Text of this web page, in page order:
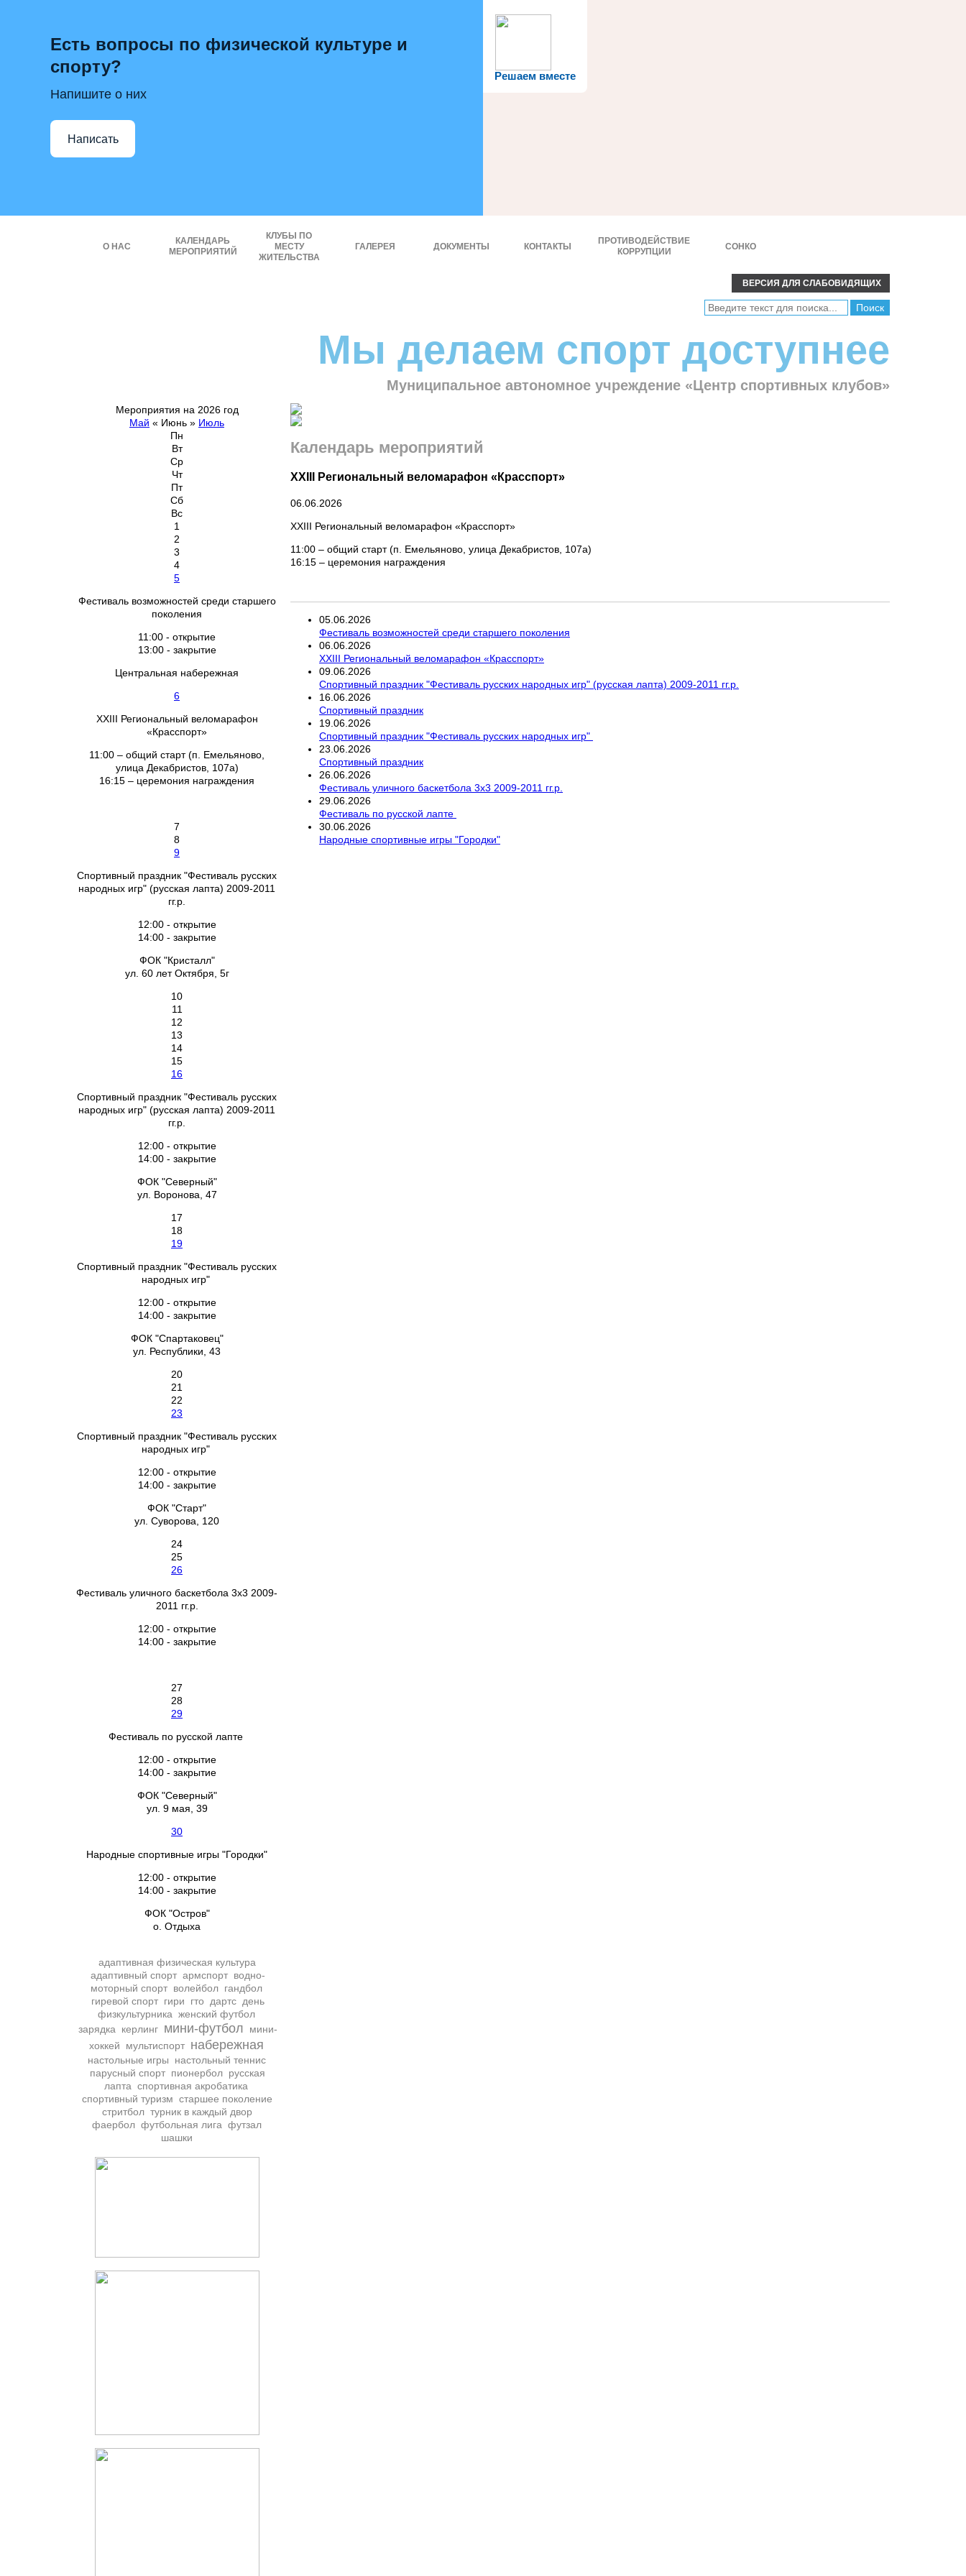
Решаем вместе
Есть вопросы по физической культуре и
спорту?
Напишите о них
Написать
О НАС
КАЛЕНДАРЬ
МЕРОПРИЯТИЙ
КЛУБЫ ПО
МЕСТУ
ЖИТЕЛЬСТВА
ГАЛЕРЕЯ ДОКУМЕНТЫ КОНТАКТЫ
ПРОТИВОДЕЙСТВИЕ
КОРРУПЦИИ
СОНКО
ВЕРСИЯ ДЛЯ СЛАБОВИДЯЩИХ
Мы делаем спорт доступнее
Муниципальное автономное учреждение «Центр спортивных клубов»
Мероприятия на 2026 год
Май « Июнь » Июль
Пн
Вт
Ср
Чт
Пт
Сб
Вс
1
2
3
4
5
Фестиваль возможностей среди старшего
поколения
11:00 - открытие
13:00 - закрытие
Центральная набережная
6
XXIII Региональный веломарафон
«Красспорт»
11:00 – общий старт (п. Емельяново,
улица Декабристов, 107а)
16:15 – церемония награждения
7
8
9
Спортивный праздник "Фестиваль русских
народных игр" (русская лапта) 2009-2011
гг.р.
12:00 - открытие
14:00 - закрытие
ФОК "Кристалл"
ул. 60 лет Октября, 5г
10
11
12
13
14
15
16
Спортивный праздник "Фестиваль русских
народных игр" (русская лапта) 2009-2011
гг.р.
12:00 - открытие
14:00 - закрытие
ФОК "Северный"
ул. Воронова, 47
17
18
19
Спортивный праздник "Фестиваль русских
народных игр"
12:00 - открытие
14:00 - закрытие
ФОК "Спартаковец"
ул. Республики, 43
20
21
22
23
Спортивный праздник "Фестиваль русских
народных игр"
12:00 - открытие
14:00 - закрытие
ФОК "Старт"
ул. Суворова, 120
24
25
26
Фестиваль уличного баскетбола 3х3 2009-
2011 гг.р.
12:00 - открытие
14:00 - закрытие
27
28
29
Фестиваль по русской лапте
12:00 - открытие
14:00 - закрытие
ФОК "Северный"
ул. 9 мая, 39
30
Народные спортивные игры "Городки"
12:00 - открытие
14:00 - закрытие
ФОК "Остров"
о. Отдыха
адаптивная физическая культура
адаптивный спорт армспорт водно-
моторный спорт волейбол гандбол
гиревой спорт гири гто дартс день
физкультурника женский футбол
зарядка
керлинг мини-футбол
мини-
хоккей
мультиспорт набережная
настольные игры
настольный теннис
парусный спорт пионербол русская
лапта спортивная акробатика
спортивный туризм старшее поколение
стритбол турник в каждый двор
фаербол футбольная лига футзал
шашки
Календарь мероприятий
XXIII Региональный веломарафон «Красспорт»
06.06.2026
XXIII Региональный веломарафон «Красспорт»
11:00 – общий старт (п. Емельяново, улица Декабристов, 107а)
16:15 – церемония награждения
05 06 2026
Фестиваль возможностей среди старшего поколения
06 06 2026
XXIII Региональный веломарафон «Красспорт»
09 06 2026
Спортивный праздник "Фестиваль русских народных игр" (русская лапта) 2009-2011 гг.р.
16 06 2026
Спортивный праздник
19 06 2026
Спортивный праздник "Фестиваль русских народных игр"
23 06 2026
Спортивный праздник
26 06 2026
Фестиваль уличного баскетбола 3х3 2009-2011 гг.р.
29 06 2026
Фестиваль по русской лапте
30 06 2026
Народные спортивные игры "Городки"